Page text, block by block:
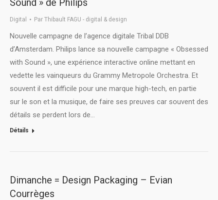
Digital Par Thibault FAGU - digital & design
Nouvelle campagne de l’agence digitale Tribal DDB
d’Amsterdam. Philips lance sa nouvelle campagne « Obsessed
with Sound », une expérience interactive online mettant en
vedette les vainqueurs du Grammy Metropole Orchestra. Et
souvent il est difficile pour une marque high-tech, en partie
sur le son et la musique, de faire ses preuves car souvent des
détails se perdent lors de…
Détails
Dimanche = Design Packaging – Evian
Courrèges